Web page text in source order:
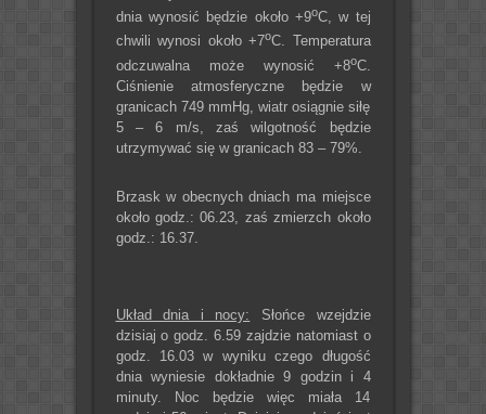
dnia wynosić będzie około +9oC, w tej
chwili wynosi około +7oC. Temperatura
odczuwalna może wynosić +8oC.
Ciśnienie atmosferyczne będzie w
granicach 749 mmHg, wiatr osiągnie siłę
5 – 6 m/s, zaś wilgotność będzie
utrzymywać się w granicach 83 – 79%.
Brzask w obecnych dniach ma miejsce
około godz.: 06.23, zaś zmierzch około
godz.: 16.37.
Układ dnia i nocy: Słońce wzejdzie
dzisiaj o godz. 6.59 zajdzie natomiast o
godz. 16.03 w wyniku czego długość
dnia wyniesie dokładnie 9 godzin i 4
minuty. Noc będzie więc miała 14